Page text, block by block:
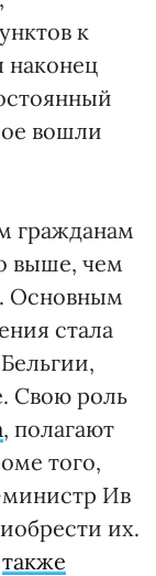
к
наконец
вошли
гражданам
выше, чем
Основным
стала
Свою роль
, полагают
того,
Ив
их.
также